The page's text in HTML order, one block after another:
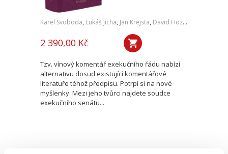
Karel Svoboda, Lukáš Jícha, Jan Krejsta, David Hozman
2 390,00 Kč
Tzv. vínový komentář exekučního řádu nabízí
alternativu dosud existující komentářové
literatuře téhož předpisu. Potrpí si na nové
myšlenky. Mezi jeho tvůrci najdete soudce
exekučního senátu...